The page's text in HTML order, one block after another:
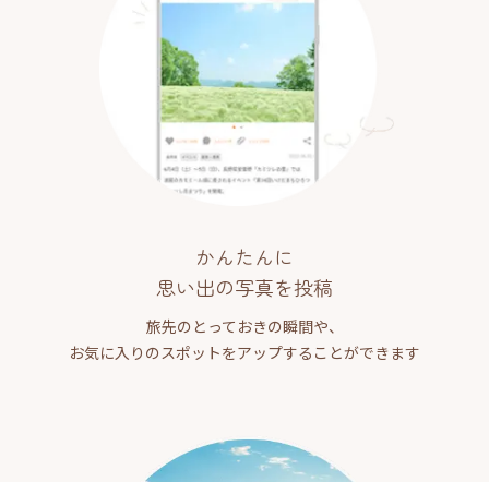
かんたんに
思い出の写真を投稿
旅先のとっておきの瞬間や、
お気に入りのスポットをアップすることができます